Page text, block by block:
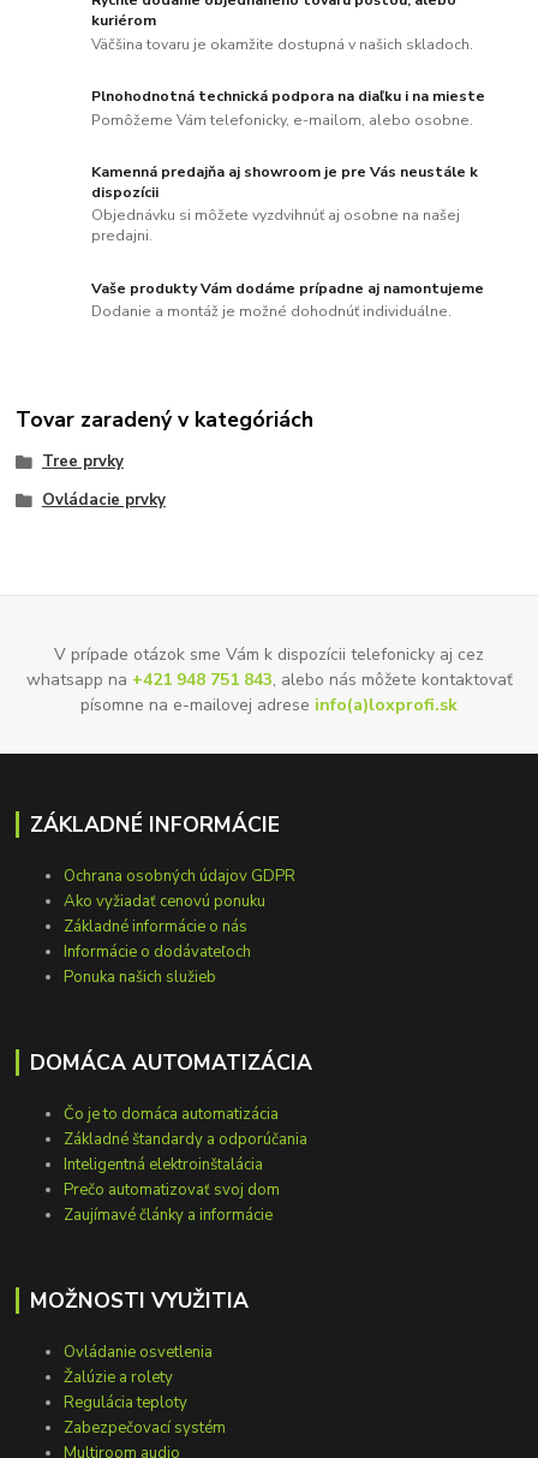
kuriérom
Väčšina tovaru je okamžite dostupná v našich skladoch.
Plnohodnotná technická podpora na diaľku i na mieste
Pomôžeme Vám telefonicky, e-mailom, alebo osobne.
Kamenná predajňa aj showroom je pre Vás neustále k
dispozícii
Objednávku si môžete vyzdvihnúť aj osobne na našej
predajni.
Vaše produkty Vám dodáme prípadne aj namontujeme
Dodanie a montáž je možné dohodnúť individuálne.
Tovar zaradený v kategóriách
Tree prvky
Ovládacie prvky
V prípade otázok sme Vám k dispozícii telefonicky aj cez
whatsapp na +421 948 751 843, alebo nás môžete kontaktovať
písomne na e-mailovej adrese info(a)loxprofi.sk
ZÁKLADNÉ INFORMÁCIE
Ochrana osobných údajov GDPR
Ako vyžiadať cenovú ponuku
Základné informácie o nás
Informácie o dodávateľoch
Ponuka našich služieb
DOMÁCA AUTOMATIZÁCIA
Čo je to domáca automatizácia
Základné štandardy a odporúčania
Inteligentná elektroinštalácia
Prečo automatizovať svoj dom
Zaujímavé články a informácie
MOŽNOSTI VYUŽITIA
Ovládanie osvetlenia
Žalúzie a rolety
Regulácia teploty
Zabezpečovací systém
Multiroom audio